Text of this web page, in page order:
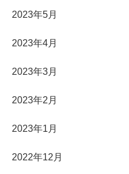
2023年5月
2023年4月
2023年3月
2023年2月
2023年1月
2022年12月